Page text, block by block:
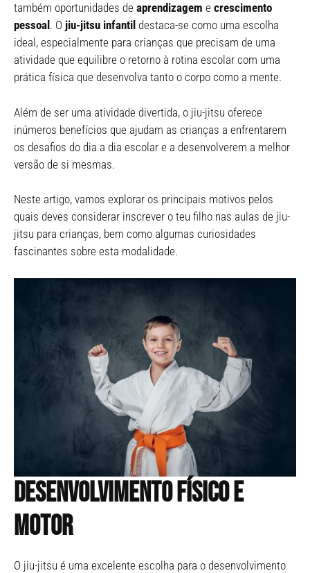
também oportunidades de aprendizagem e crescimento
pessoal . O jiu-jitsu infantil destaca-se como uma escolha
ideal, especialmente para crianças que precisam de uma
atividade que equilibre o retorno à rotina escolar com uma
prática física que desenvolva tanto o corpo como a mente.
Além de ser uma atividade divertida, o jiu-jitsu oferece
inúmeros benefícios que ajudam as crianças a enfrentarem
os desafios do dia a dia escolar e a desenvolverem a melhor
versão de si mesmas.
Neste artigo, vamos explorar os principais motivos pelos
quais deves considerar inscrever o teu filho nas aulas de jiu-
jitsu para crianças, bem como algumas curiosidades
fascinantes sobre esta modalidade.
Desenvolvimento físico e
motor
O jiu-jitsu é uma excelente escolha para o desenvolvimento